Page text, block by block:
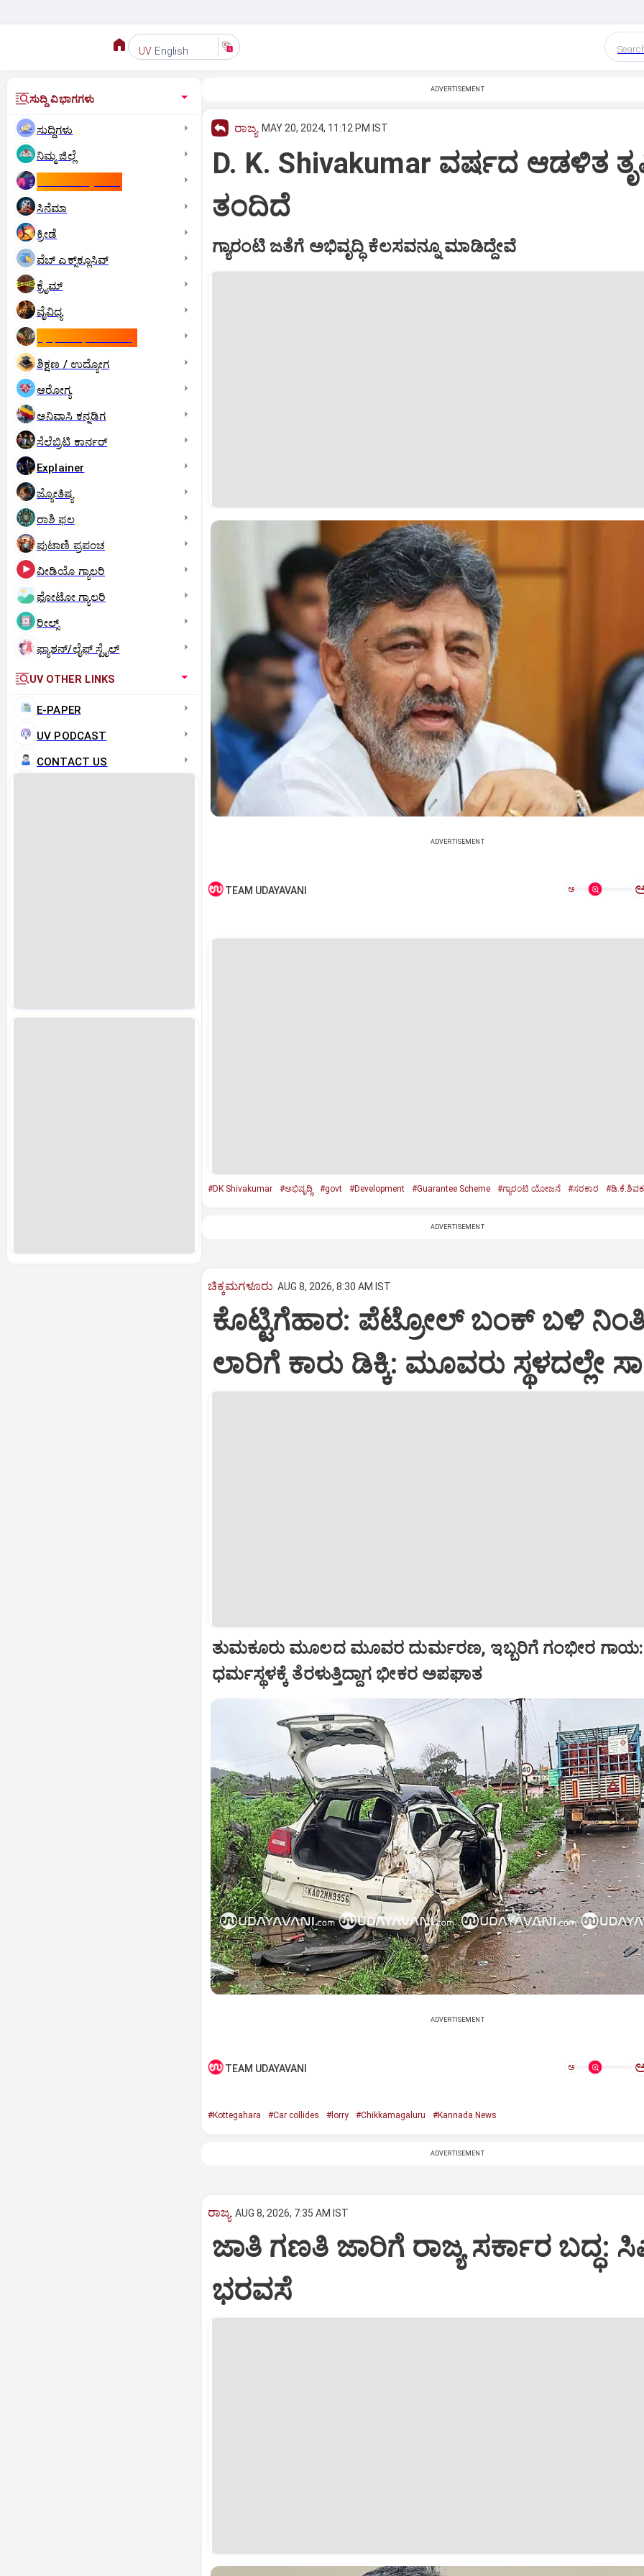
UV English
ಸುದ್ದಿ ವಿಭಾಗಗಳು
ಸುದ್ದಿಗಳು
ನಿಮ್ಮ ಜಿಲ್ಲೆ
ಸಿನೆಮಾ
ಕ್ರೀಡೆ
ವೆಬ್ ಎಕ್ಸ್‌ಕ್ಲೂಸಿವ್
ಕ್ರೈಮ್
ವೈವಿಧ್ಯ
ಶಿಕ್ಷಣ / ಉದ್ಯೋಗ
ಆರೋಗ್ಯ
ಅನಿವಾಸಿ ಕನ್ನಡಿಗ
ಸೆಲೆಬ್ರಿಟಿ ಕಾರ್ನರ್‌
Explainer
ಜ್ಯೋತಿಷ್ಯ
ರಾಶಿ ಫಲ
ಪುಟಾಣಿ ಪ್ರಪಂಚ
ವೀಡಿಯೊ ಗ್ಯಾಲರಿ
ಫೋಟೋ ಗ್ಯಾಲರಿ
ರೀಲ್ಸ್
ಫ್ಯಾಶನ್/ಲೈಫ್‌ ಸ್ಟೈಲ್
UV OTHER LINKS
E-PAPER
UV PODCAST
CONTACT US
ADVERTISEMENT
ರಾಜ್ಯ MAY 20, 2024, 11:12 PM IST
D. K. Shivakumar ವರ್ಷದ ಆಡಳಿತ
ತಂದಿದೆ
ಗ್ಯಾರಂಟಿ ಜತೆಗೆ ಅಭಿವೃದ್ಧಿ ಕೆಲಸವನ್ನೂ ಮಾಡಿದ್ದೇವೆ
ADVERTISEMENT
TEAM UDAYAVANI ಅ
#DK Shivakumar #ಅಭಿವೃದ್ಧಿ #govt #Development #Guarantee Scheme #ಗ್ಯಾರಂಟಿ ಯೋಜನೆ #ಸರಕಾರ
ADVERTISEMENT
ಚಿಕ್ಕಮಗಳೂರು AUG 8, 2026, 8:30 AM IST
ಕೊಟ್ಟಿಗೆಹಾರ: ಪೆಟ್ರೋಲ್ ಬಂಕ್ ಬಳಿ
ಲಾರಿಗೆ ಕಾರು ಡಿಕ್ಕಿ: ಮೂವರು ಸ್ಥಳದಲ್ಲೇ
ತುಮಕೂರು ಮೂಲದ ಮೂವರ ದುರ್ಮರಣ, ಇಬ್ಬರಿಗೆ ಗಂಭೀರ ಗಾಯ:
ಧರ್ಮಸ್ಥಳಕ್ಕೆ ತೆರಳುತ್ತಿದ್ದಾಗ ಭೀಕರ ಅಪಘಾತ
ADVERTISEMENT
TEAM UDAYAVANI ಅ
#Kottegahara #Car collides #lorry #Chikkamagaluru #Kannada News
ADVERTISEMENT
ರಾಜ್ಯ AUG 8, 2026, 7:35 AM IST
ಜಾತಿ ಗಣತಿ ಜಾರಿಗೆ ರಾಜ್ಯ ಸರ್ಕಾರ ಬದ್ಧ:
ಭರವಸೆ